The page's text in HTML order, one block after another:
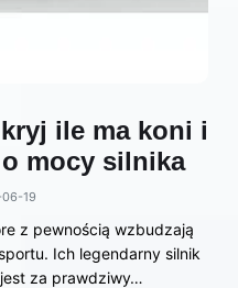
ile ma koni i
mocy silnika
19
z pewnością wzbudzają
Ich legendarny silnik
za prawdziwy…